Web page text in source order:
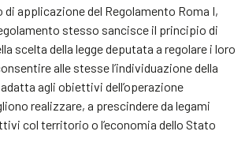
applicazione del Regolamento Roma I,
stesso sancisce il principio di
scelta della legge deputata a regolare i loro
alle stesse l’individuazione della
agli obiettivi dell’operazione
realizzare, a prescindere da legami
col territorio o l’economia dello Stato